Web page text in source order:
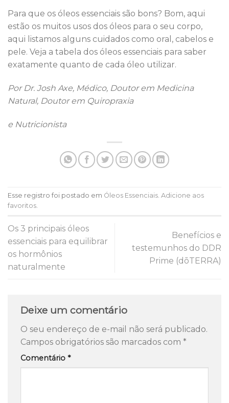
Para que os óleos essenciais são bons? Bom, aqui
estão os muitos usos dos óleos para o seu corpo,
aqui listamos alguns cuidados como oral, cabelos e
pele. Veja a tabela dos óleos essenciais para saber
exatamente quanto de cada óleo utilizar.
Por Dr. Josh Axe, Médico, Doutor em Medicina
Natural, Doutor em Quiropraxia
e Nutricionista
Esse registro foi postado em Óleos Essenciais. Adicione aos
favoritos.
Os 3 principais óleos
essenciais para equilibrar
os hormônios
naturalmente
Benefícios e
testemunhos do DDR
Prime (dōTERRA)
Deixe um comentário
O seu endereço de e-mail não será publicado.
Campos obrigatórios são marcados com *
Comentário *